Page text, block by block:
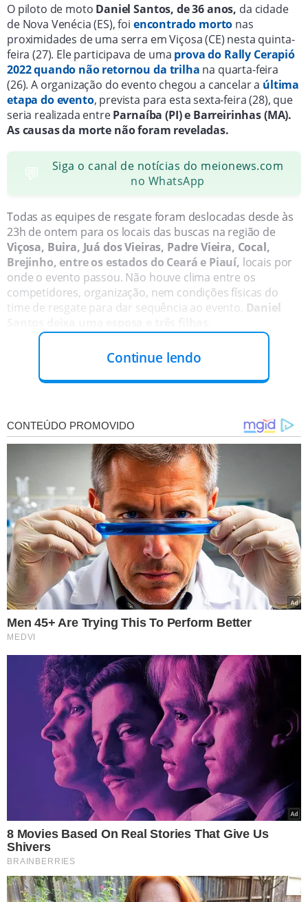
O piloto de moto Daniel Santos, de 36 anos, da cidade
de Nova Venécia (ES), foi encontrado morto nas
proximidades de uma serra em Viçosa (CE) nesta quinta-
feira (27). Ele participava de uma prova do Rally Cerapió
2022 quando não retornou da trilha na quarta-feira
(26). A organização do evento chegou a cancelar a última
etapa do evento, prevista para esta sexta-feira (28), que
seria realizada entreParnaíba (PI) e Barreirinhas (MA).
As causas da morte não foram reveladas.
💬
Siga o canal de notícias do meionews.com
no WhatsApp
Todas as equipes de resgate foram deslocadas desde às
23h de ontem para os locais das buscas na região de
Viçosa, Buira, Juá dos Vieiras, Padre Vieira, Cocal,
Brejinho, entre os estados do Ceará e Piauí, locais por
onde o evento passou. Não houve clima entre os
competidores, organização, nem condições físicas do
time de resgate para dar sequência ao evento. Daniel
Piloto que participava de prova no Rally Cerapió 2022 é encontrado morto
(Foto: Divulgação)
Em um mensagem de voz, obtida peloMeionorte.com,
um colega detalhou que o piloto foi encontrado em um
trilha fechada.Ele citou que Daniel caiu por cansaço.
Em nota, a organização da competição destacou que
para a modalidade motos, o Rally Cerapió é
umacompetição de enduro de regularidade, na qual o
piloto realiza um trajeto de um ponto a outro, em um
percurso previamente levantado pela organização e
Continue lendo